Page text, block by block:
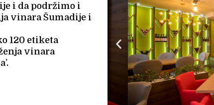
i da podržimo i
vinara Šumadije i
120 etiketa
vinara